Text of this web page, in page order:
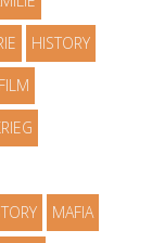
HISTORY
MAFIA